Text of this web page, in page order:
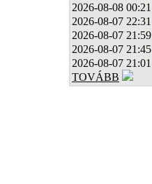
2026-08-08 00:21
2026-08-07 22:31
2026-08-07 21:59
2026-08-07 21:45
2026-08-07 21:01
TOVÁBB